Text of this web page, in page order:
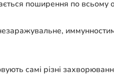
поширення по всьому
самі різні